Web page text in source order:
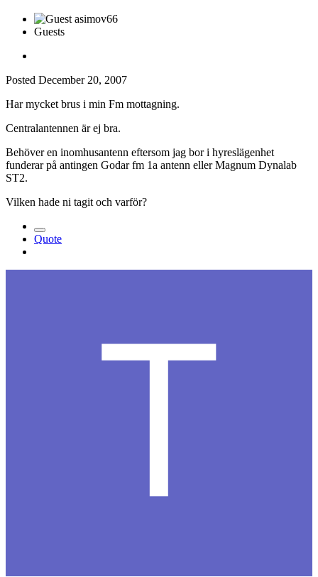
Guests
Posted December 20, 2007
Har mycket brus i min Fm mottagning.
Centralantennen är ej bra.
Behöver en inomhusantenn eftersom jag bor i hyreslägenhet
funderar på antingen Godar fm 1a antenn eller Magnum Dynalab
ST2.
Vilken hade ni tagit och varför?
Quote